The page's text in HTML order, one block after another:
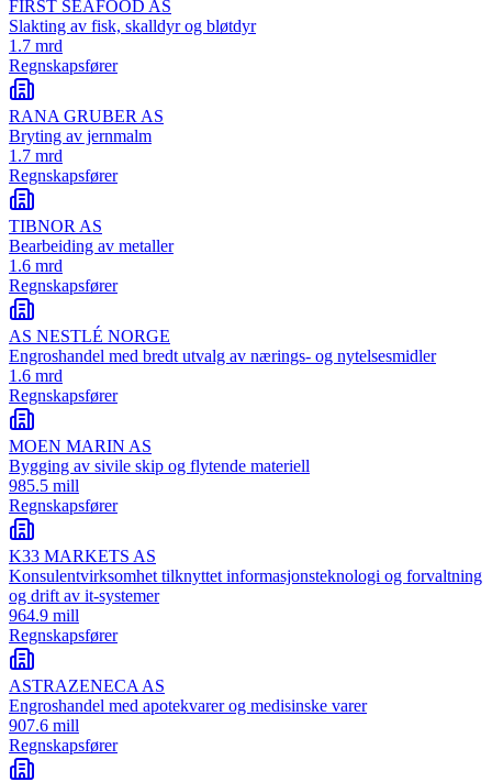
FIRST SEAFOOD AS
Slakting av fisk, skalldyr og bløtdyr
1.7 mrd
Regnskapsfører
RANA GRUBER AS
Bryting av jernmalm
1.7 mrd
Regnskapsfører
TIBNOR AS
Bearbeiding av metaller
1.6 mrd
Regnskapsfører
AS NESTLÉ NORGE
Engroshandel med bredt utvalg av nærings- og nytelsesmidler
1.6 mrd
Regnskapsfører
MOEN MARIN AS
Bygging av sivile skip og flytende materiell
985.5 mill
Regnskapsfører
K33 MARKETS AS
Konsulentvirksomhet tilknyttet informasjonsteknologi og forvaltning
og drift av it-systemer
964.9 mill
Regnskapsfører
ASTRAZENECA AS
Engroshandel med apotekvarer og medisinske varer
907.6 mill
Regnskapsfører